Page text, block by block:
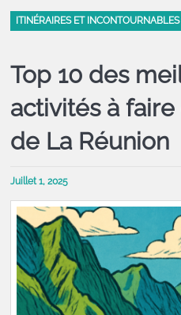
ITINÉRAIRES ET INCONTOURNABLES
Top 10 des
activités à faire
de La Réunion
Juillet 1, 2025